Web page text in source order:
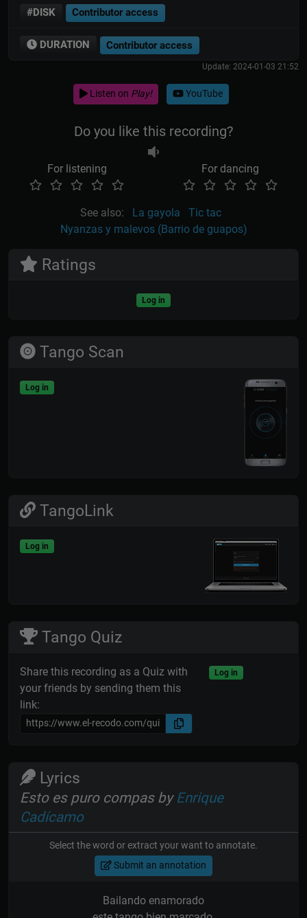
#DISK Contributor access
DURATION Contributor access
Update: 2024-01-03 21:52
Listen on Play! YouTube
Do you like this recording?
For listening For dancing
See also: La gayola
Tic tac
Nyanzas y malevos (Barrio de guapos)
Ratings
Log in
Tango Scan
Log in
TangoLink
Log in
Tango Quiz
Share this recording as a Quiz with
your friends by sending them this
link:
Log in
Lyrics
Esto es puro compas by Enrique
Cadícamo
Select the word or extract your want to annotate.
Submit an annotation
Bailando enamorado